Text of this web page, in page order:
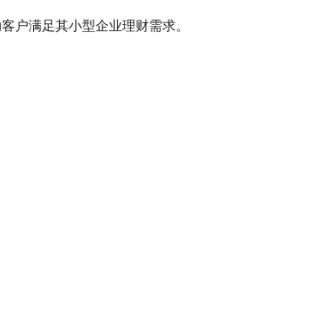
户满足其小型企业理财需求。